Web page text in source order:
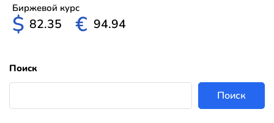
Биржевой курс
$ 82.35 € 94.94
Поиск
Поиск